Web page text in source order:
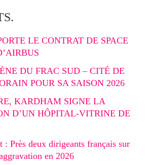
LE CONTRAT DE SPACE
DU FRAC SUD – CITÉ DE
POUR SA SAISON 2026
KARDHAM SIGNE LA
D’UN HÔPITAL-VITRINE DE
: Près deux dirigeants français sur
en 2026